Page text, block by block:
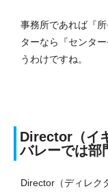
事務所であれば『
ターなら『センタ
うわけですね。
Director（イ
バレーでは部
Director（ディレク